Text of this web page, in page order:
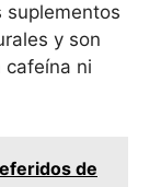
suplementos
y son
cafeína ni
de